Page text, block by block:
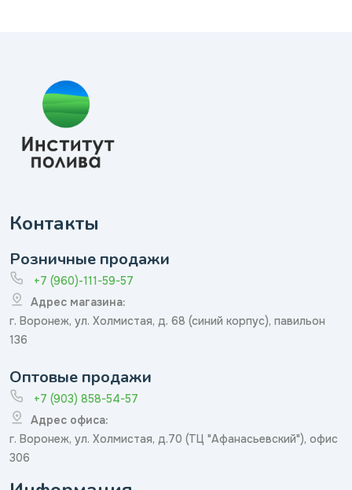
Контакты
Розничные продажи
+7 (960)-111-59-57
Адрес магазина:
г. Воронеж, ул. Холмистая, д. 68 (синий корпус), павильон
136
Оптовые продажи
+7 (903) 858-54-57
Адрес офиса:
г. Воронеж, ул. Холмистая, д.70 (ТЦ "Афанасьевский"), офис
306